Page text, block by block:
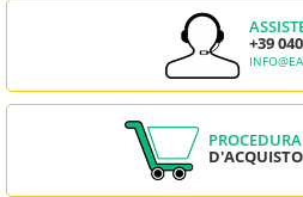
+39
PROCEDURA